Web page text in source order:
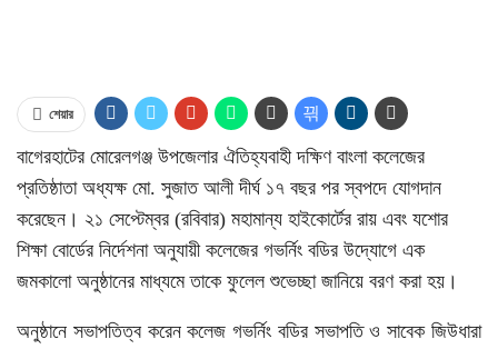
শেয়ার
বাগেরহাটের মোরেলগঞ্জ উপজেলার ঐতিহ্যবাহী দক্ষিণ বাংলা কলেজের
প্রতিষ্ঠাতা অধ্যক্ষ মো. সুজাত আলী দীর্ঘ ১৭ বছর পর স্বপদে যোগদান
করেছেন। ২১ সেপ্টেম্বর (রবিবার) মহামান্য হাইকোর্টের রায় এবং যশোর
শিক্ষা বোর্ডের নির্দেশনা অনুযায়ী কলেজের গভর্নিং বডির উদ্যোগে এক
জমকালো অনুষ্ঠানের মাধ্যমে তাকে ফুলেল শুভেচ্ছা জানিয়ে বরণ করা হয়।
অনুষ্ঠানে সভাপতিত্ব করেন কলেজ গভর্নিং বডির সভাপতি ও সাবেক জিউধারা